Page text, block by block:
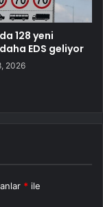
128 yeni
EDS geliyor
2026
* ile